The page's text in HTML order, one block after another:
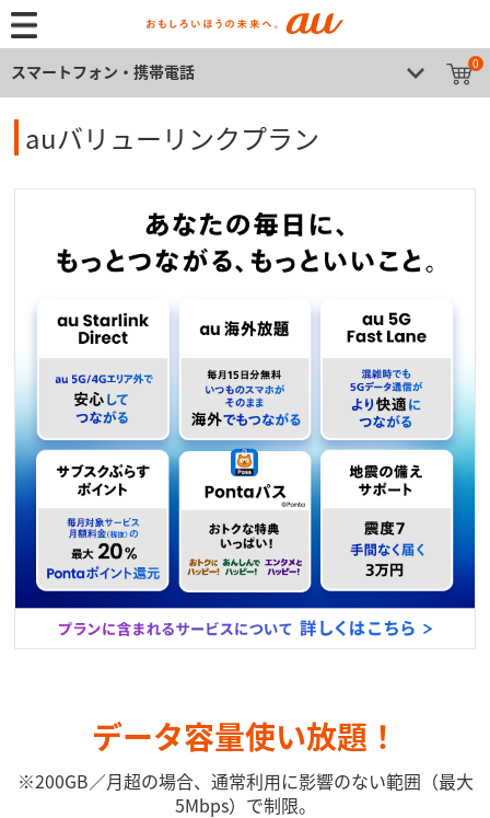
スマートフォン・携帯電話 0
auバリューリンクプラン
データ容量使い放題！
※200GB／月超の場合、通常利用に影響のない範囲（最大
5Mbps）で制限。